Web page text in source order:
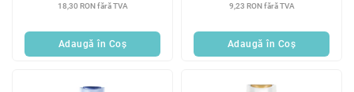
18,30 RON fără TVA
Adaugă în Coş
9,23 RON fără TVA
Adaugă în Coş